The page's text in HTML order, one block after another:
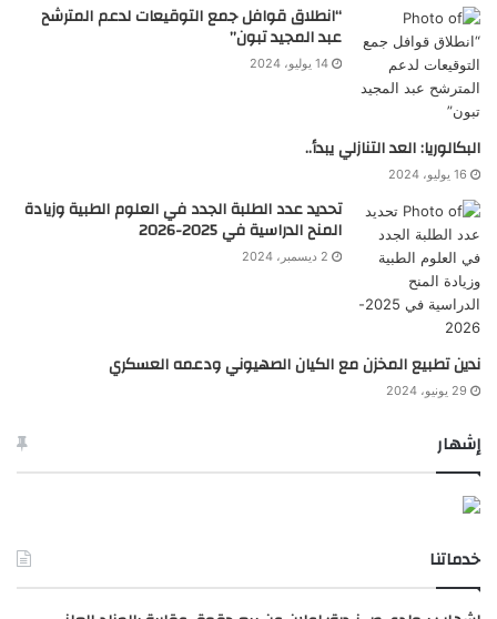
“انطلاق قوافل جمع التوقيعات لدعم المترشح
عبد المجيد تبون”
14 يوليو، 2024
البكالوريا: العد التنازلي يبدأ..
16 يوليو، 2024
تحديد عدد الطلبة الجدد في العلوم الطبية وزيادة
المنح الدراسية في 2025-2026
2 ديسمبر، 2024
ندين تطبيع المخزن مع الكيان الصهيوني ودعمه العسكري
29 يونيو، 2024
إشهار
خدماتنا